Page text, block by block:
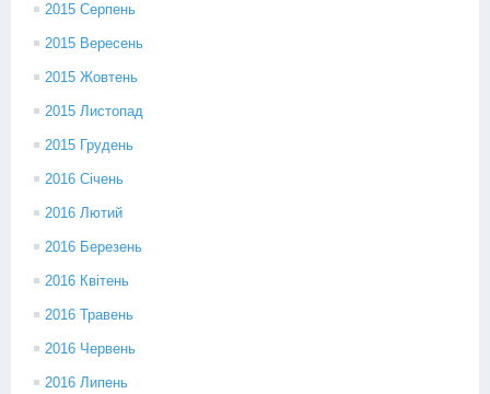
2015 Серпень
2015 Вересень
2015 Жовтень
2015 Листопад
2015 Грудень
2016 Січень
2016 Лютий
2016 Березень
2016 Квітень
2016 Травень
2016 Червень
2016 Липень